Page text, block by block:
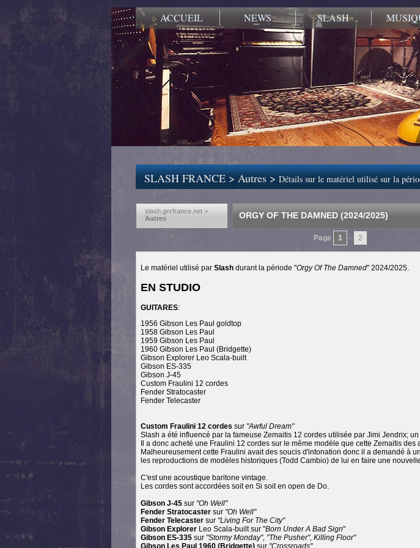
ACCUEIL NEWS SLASH
SLASH FRANCE>Autres>Détails sur le matériel utilisé sur la
slash.gnrfrance.net >
Autres
ORGY OF THE DAMNED (2024/2025)
Page 1 - 2
Le matériel utilisé par Slash durant la période "Orgy Of The Damned" 2024/2025.
EN STUDIO
GUITARES:
1956 Gibson Les Paul goldtop
1958 Gibson Les Paul
1959 Gibson Les Paul
1960 Gibson Les Paul (Bridgette)
Gibson Explorer Leo Scala-built
Gibson ES-335
Gibson J-45
Custom Fraulini 12 cordes
Fender Stratocaster
Fender Telecaster
Custom Fraulini 12 cordes sur "Awful Dream"
Slash a été influencé par la fameuse Zemaitis 12 cordes utilisée par Jimi Jendrix;
Il a donc acheté une Fraulini 12 cordes sur le même modèle que cette Zemaitis
Malheureusement cette Fraulini avait des soucis d'intonation donc il a demandé à
les reproductions de modèles historiques (Todd Cambio) de lui en faire une
C'est une acoustique baritone vintage.
Les cordes sont accordées soit en Si soit en open de Do.
Gibson J-45 sur "Oh Well"
Fender Stratocaster sur "Oh Well"
Fender Telecaster sur "Living For The City"
Gibson Explorer Leo Scala-built sur "Born Under A Bad Sign"
Gibson ES-335 sur "Stormy Monday", "The Pusher", Killing Floor"
Gibson Les Paul 1960 (Bridgette) sur "Crossroads"